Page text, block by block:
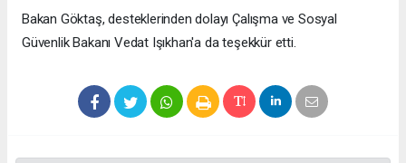
Bakan Göktaş, desteklerinden dolayı Çalışma ve Sosyal
Güvenlik Bakanı Vedat Işıkhan'a da teşekkür etti.